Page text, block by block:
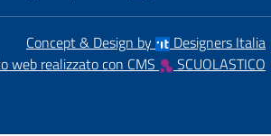
Concept & Design by
Designers Italia
web realizzato con CMS
SCUOLASTICO